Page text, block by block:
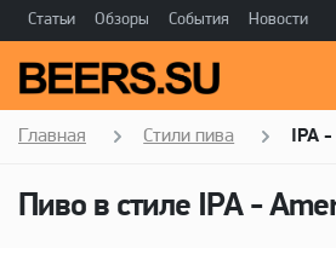
Статьи Обзоры События Новости
Главная Стили пива IPA
Пиво в стиле IPA -